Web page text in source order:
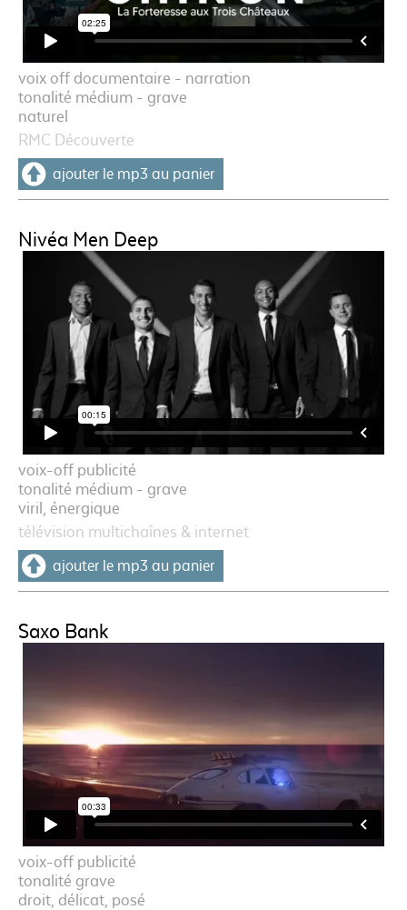
voix off documentaire - narration
tonalité médium - grave
naturel
RMC Découverte
ajouter le mp3 au panier
Nivéa Men Deep
voix-off publicité
tonalité médium - grave
viril, énergique
télévision multichaînes & internet
ajouter le mp3 au panier
Saxo Bank
voix-off publicité
tonalité grave
droit, délicat, posé